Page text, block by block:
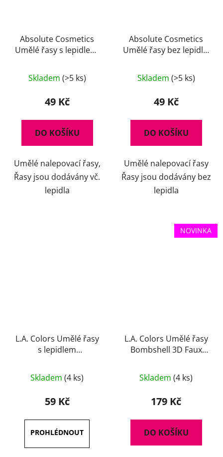
Absolute Cosmetics
Umělé řasy s lepidlem,
Skladem (>5 ks)
49 Kč
DO KOŠÍKU
Umělé nalepovací řasy,
Řasy jsou dodávány vč.
lepidla
Absolute Cosmetics
Umělé řasy bez lepidla,
Skladem (>5 ks)
49 Kč
DO KOŠÍKU
Umělé nalepovací řasy
Řasy jsou dodávány bez
lepidla
L.A. Colors Umělé řasy
s lepidlem
Skladem (4 ks)
59 Kč
NOVINKA
L.A. Colors Umělé řasy
Bombshell 3D Faux
hodnocení
produktu
5,0
z
Skladem (4 ks)
179 Kč
DO KOŠÍKU